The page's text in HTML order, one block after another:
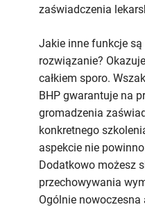
zaświadczenia
Jakie inne funkcje
rozwiązanie?
całkiem sporo.
BHP gwarantuje na
gromadzenia
konkretnego
aspekcie nie
Dodatkowo możesz
przechowywania
Ogólnie